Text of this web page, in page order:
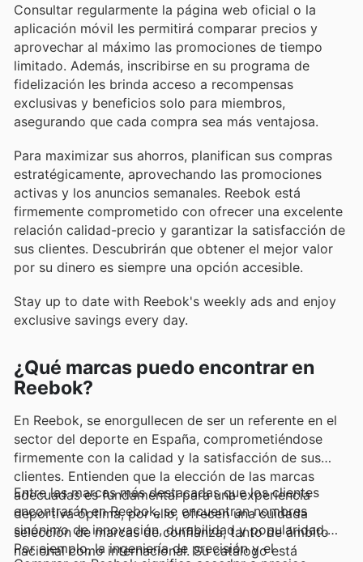
Consultar regularmente la página web oficial o la
aplicación móvil les permitirá comparar precios y
aprovechar al máximo las promociones de tiempo
limitado. Además, inscribirse en su programa de
fidelización les brinda acceso a recompensas
exclusivas y beneficios solo para miembros,
asegurando que cada compra sea más ventajosa.
Para maximizar sus ahorros, planifican sus compras
estratégicamente, aprovechando las promociones
activas y los anuncios semanales. Reebok está
firmemente comprometido con ofrecer una excelente
relación calidad-precio y garantizar la satisfacción de
sus clientes. Descubrirán que obtener el mejor valor
por su dinero es siempre una opción accesible.
Stay up to date with Reebok's weekly ads and enjoy
exclusive savings every day.
¿Qué marcas puedo encontrar en
Reebok?
En Reebok, se enorgullecen de ser un referente en el
sector del deporte en España, comprometiéndose
firmemente con la calidad y la satisfacción de sus
clientes. Entienden que la elección de las marcas
adecuadas es fundamental para una experiencia
deportiva óptima, por ello, ofrecen una cuidada
selección de marcas de confianza, tanto de ámbito
nacional como internacional. Su catálogo está
Entre las marcas más destacadas que los clientes
encontrarán en Reebok, se encuentran nombres
sinónimo de innovación, durabilidad y popularidad.
Por ejemplo, la ingeniería de precisión y el